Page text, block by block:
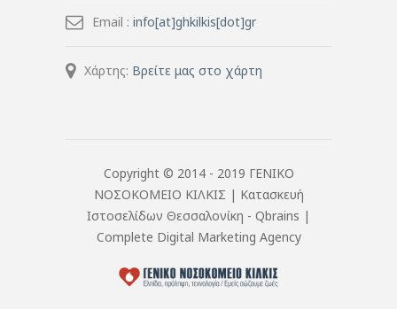
Email : info[at]ghkilkis[dot]gr
Χάρτης: Βρείτε μας στο χάρτη
Copyright © 2014 - 2019 ΓΕΝΙΚΟ
ΝΟΣΟΚΟΜΕΙΟ ΚΙΛΚΙΣ | Κατασκευή
Ιστοσελίδων Θεσσαλονίκη - Qbrains |
Complete Digital Marketing Agency